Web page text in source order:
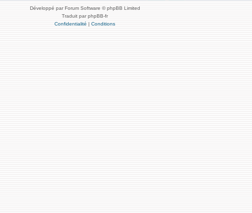
Développé par Forum Software © phpBB Limited
Traduit par phpBB-fr
Confidentialité | Conditions